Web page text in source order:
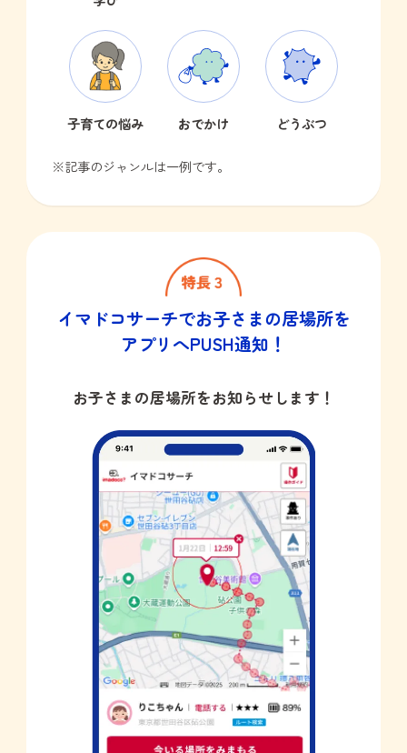
子育ての悩み おでかけ どうぶつ
※記事のジャンルは一例です。
イマドコサーチでお子さまの居場所を
アプリへPUSH通知！
お子さまの居場所をお知らせします！